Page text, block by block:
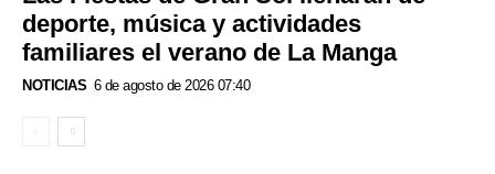
deporte, música y actividades
familiares el verano de La Manga
NOTICIAS 6 de agosto de 2026 07:40